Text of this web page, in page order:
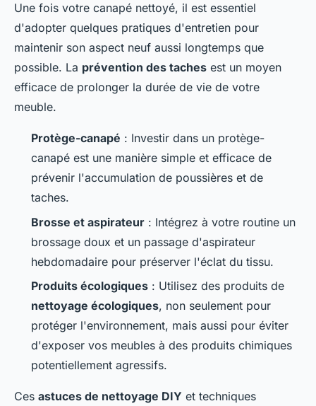
Une fois votre canapé nettoyé, il est essentiel
d'adopter quelques pratiques d'entretien pour
maintenir son aspect neuf aussi longtemps que
possible. La prévention des taches est un moyen
efficace de prolonger la durée de vie de votre
meuble.
Protège-canapé : Investir dans un protège-
canapé est une manière simple et efficace de
prévenir l'accumulation de poussières et de
taches.
Brosse et aspirateur : Intégrez à votre routine un
brossage doux et un passage d'aspirateur
hebdomadaire pour préserver l'éclat du tissu.
Produits écologiques : Utilisez des produits de
nettoyage écologiques, non seulement pour
protéger l'environnement, mais aussi pour éviter
d'exposer vos meubles à des produits chimiques
potentiellement agressifs.
Ces astuces de nettoyage DIY et techniques